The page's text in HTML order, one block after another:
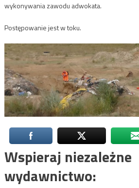
wykonywania zawodu adwokata.
Postępowanie jest w toku.
Wspieraj niezależne
wydawnictwo: